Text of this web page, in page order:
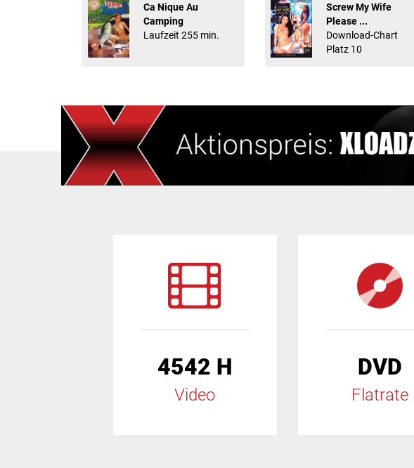
Ca Nique Au
Camping
Laufzeit 255 min.
Screw My Wife
Please ...
Download-Chart
Platz 10
4542 H
Video
DVD
Flatrate